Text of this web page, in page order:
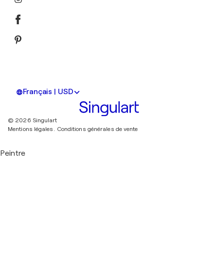
Français | USD
© 2026 Singulart
Mentions légales. Conditions générales de vente
Peintre